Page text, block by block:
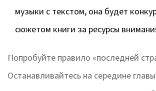
музыки с текстом, она будет
сюжетом книги за ресурсы
Попробуйте правило «последней
Останавливайтесь на середине